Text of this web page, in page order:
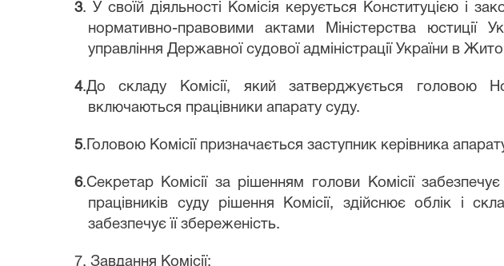
3. У своїй діяльності Комісія керується Конституцією і
нормативно-правовими актами Міністерства юстиції
управління Державної судової адміністрації України в
4.До складу Комісії, який затверджується головою
включаються працівники апарату суду.
5.Головою Комісії призначається заступник керівника
6.Секретар Комісії за рішенням голови Комісії
працівників суду рішення Комісії, здійснює облік і
забезпечує її збереженість.
7. Завдання Комісії: